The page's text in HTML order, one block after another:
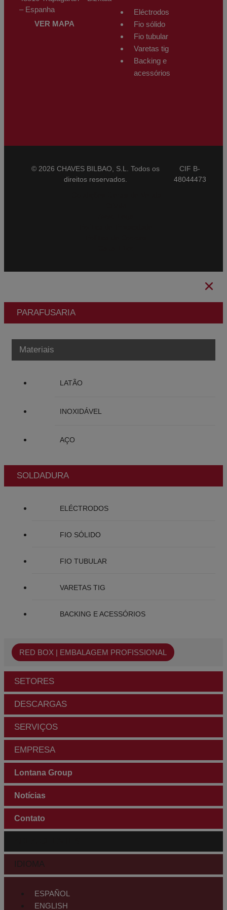
– Espanha
VER MAPA
Eléctrodos
Fio sólido
Fio tubular
Varetas tig
Backing e
acessórios
© 2026 CHAVES BILBAO, S.L. Todos os
direitos reservados.
CIF B-
48044473
PARAFUSARIA
Materiais
LATÃO
INOXIDÁVEL
AÇO
SOLDADURA
ELÉCTRODOS
FIO SÓLIDO
FIO TUBULAR
VARETAS TIG
BACKING E ACESSÓRIOS
RED BOX | EMBALAGEM PROFISSIONAL
SETORES
DESCARGAS
SERVIÇOS
EMPRESA
Lontana Group
Notícias
Contato
IDIOMA
ESPAÑOL
ENGLISH